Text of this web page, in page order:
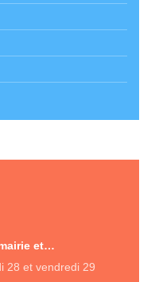
et…
28 et vendredi 29